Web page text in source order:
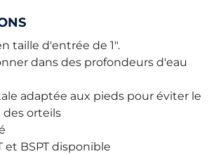
taille d'entrée de 1".
dans des profondeurs d'eau
adaptée aux pieds pour éviter le
orteils
et BSPT disponible